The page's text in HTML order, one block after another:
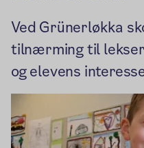
Ved Grünerløkka
tilnærming til
og elevens